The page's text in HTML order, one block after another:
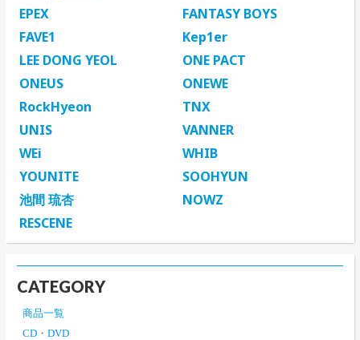
EPEX
FANTASY BOYS
FAVE1
Kep1er
LEE DONG YEOL
ONE PACT
ONEUS
ONEWE
RockHyeon
TNX
UNIS
VANNER
WEi
WHIB
YOUNITE
SOOHYUN
池間 琉杏
NOWZ
RESCENE
CATEGORY
商品一覧
CD・DVD